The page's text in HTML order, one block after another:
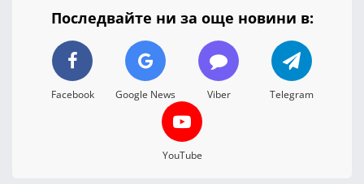
Последвайте ни за още новини в:
Facebook Google News Viber Telegram
YouTube